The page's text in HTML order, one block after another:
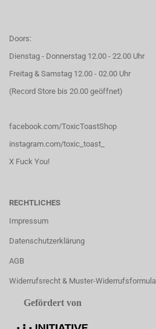
Doors:
Dienstag - Donnerstag 12.00 - 22.00 Uhr
Freitag & Samstag 12.00 - 02.00 Uhr
(Record Store bis 20.00 geöffnet)
facebook.com/ToxicToastShop
instagram.com/toxic_toast_
X Fuck You!
RECHTLICHES
Impressum
Datenschutzerklärung
AGB
Widerrufsrecht & Muster-
Gefördert von